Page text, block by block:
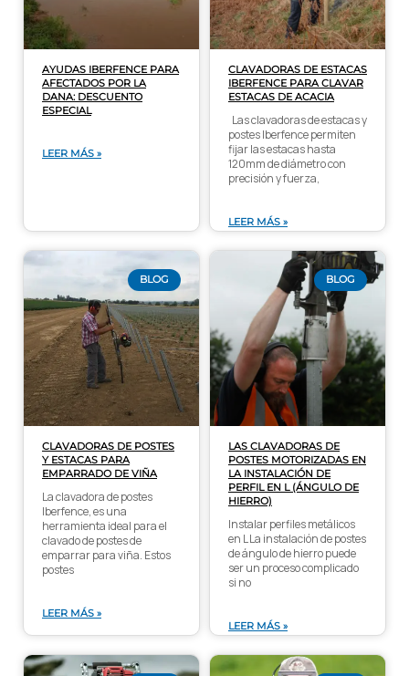
AYUDAS IBERFENCE PARA
AFECTADOS POR LA
DANA: DESCUENTO
ESPECIAL
LEER MÁS »
CLAVADORAS DE ESTACAS
IBERFENCE PARA CLAVAR
ESTACAS DE ACACIA
Las clavadoras de estacas y
postes Iberfence permiten
fijar las estacas hasta
120mm de diámetro con
precisión y fuerza,
LEER MÁS »
BLOG
CLAVADORAS DE POSTES
Y ESTACAS PARA
EMPARRADO DE VIÑA
La clavadora de postes
Iberfence, es una
herramienta ideal para el
clavado de postes de
emparrar para viña. Estos
postes
LEER MÁS »
BLOG
LAS CLAVADORAS DE
POSTES MOTORIZADAS EN
LA INSTALACIÓN DE
PERFIL EN L (ÁNGULO DE
HIERRO)
Instalar perfiles metálicos
en L La instalación de postes
de ángulo de hierro puede
ser un proceso complicado
si no
LEER MÁS »